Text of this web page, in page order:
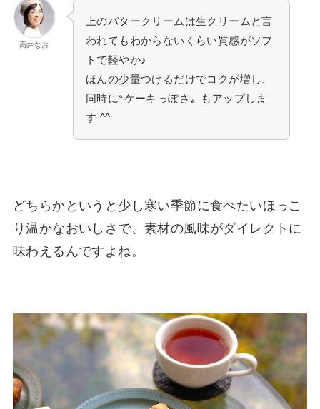
高井なお
上のバタークリームは生クリームと言
われてもわからないくらい質感がソフ
トで軽やか♪
ほんの少量つけるだけでコクが増し、
同時に‶ケーキっぽさ〟もアップしま
す ^^
どちらかというと少し寒い季節に食べたいほっこ
り温かなおいしさで、素材の風味がダイレクトに
味わえるんですよね。